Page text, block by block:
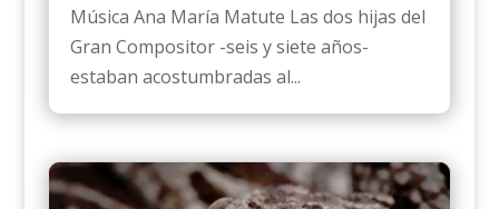
Música Ana María Matute Las dos hijas del
Gran Compositor -seis y siete años-
estaban acostumbradas al...